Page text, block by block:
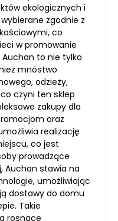
ekologicznych i
zgodnie z
co
w promowanie
to nie tylko
mnóstwo
odzieży,
czyni ten sklep
zakupy dla
oraz
realizację
co jest
prowadzące
Auchan stawia na
umożliwiając
dostawy do domu
Takie
rosnące